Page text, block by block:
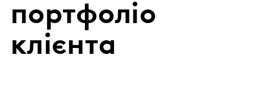
портфоліо
клієнта